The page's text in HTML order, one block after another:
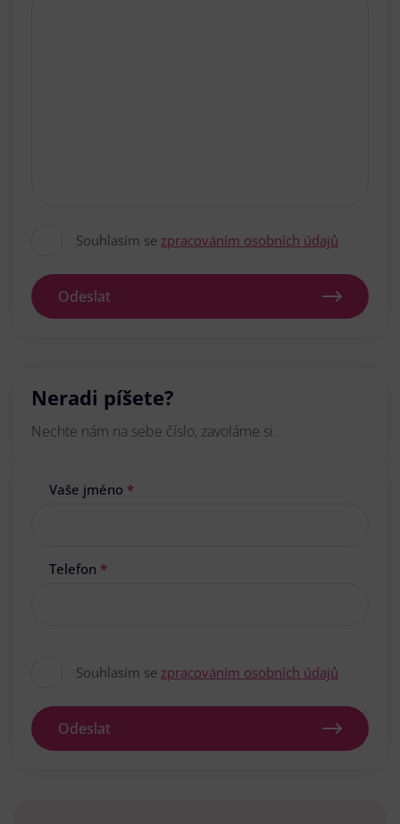
Souhlasím se zpracováním osobních údajů
Odeslat
Neradi píšete?
Nechte nám na sebe číslo, zavoláme si.
Vaše jméno *
Telefon *
Souhlasím se zpracováním osobních údajů
Odeslat